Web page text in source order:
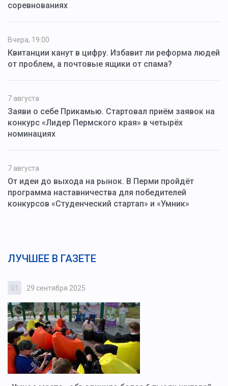
соревнованиях
Вчера, 19:00
Квитанции канут в цифру. Избавит ли реформа людей
от проблем, а почтовые ящики от спама?
7 августа
Заяви о себе Прикамью. Стартовал приём заявок на
конкурс «Лидер Пермского края» в четырёх
номинациях
7 августа
От идеи до выхода на рынок. В Перми пройдёт
программа наставничества для победителей
конкурсов «Студенческий стартап» и «Умник»
ЛУЧШЕЕ В ГАЗЕТЕ
01 29 сентября 2025